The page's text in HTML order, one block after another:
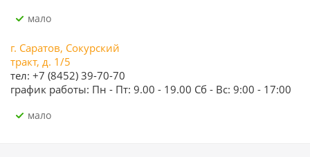
Мало
г. Саратов, Сокурский
тракт, д. 1/5
тел: +7 (8452) 39-70-70
график работы: Пн - Пт: 9.00 - 19.00 Сб - Вс: 9:00 - 17:00
Мало